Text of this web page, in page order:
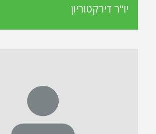
יו"ר דירקטוריון